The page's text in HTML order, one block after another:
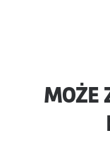
MOŻE